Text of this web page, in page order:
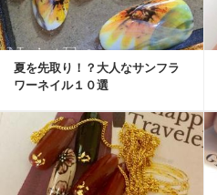
夏を先取り！？大人なサンフラ
ワーネイル１０選